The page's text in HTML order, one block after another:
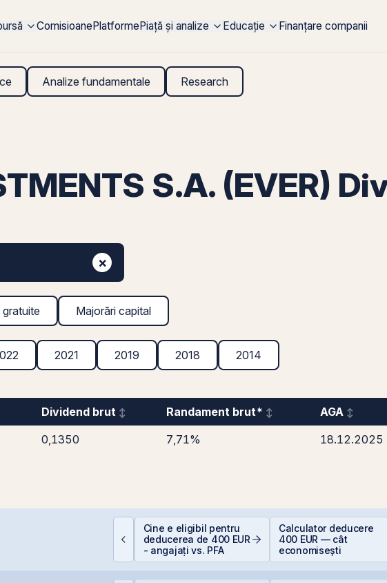
ComisioanePlatformePiață și analize Educație Finanțare companii
Analize fundamentale Research
S.A. (EVER)
×
Majorări capital
2021 2019 2018 2014
Dividend brut Randament brut* AGA
0,1350 7,71% 18.12.2025
sunt și banii se găsesc
Cine e eligibil pentru
deducerea de 400 EUR
- angajați vs. PFA
Calculator deducere
400 EUR — cât
economisești